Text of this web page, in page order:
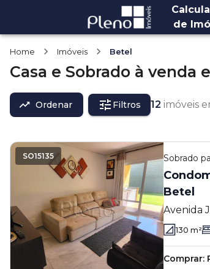
de
Home Imóveis Betel
Casa e Sobrado à venda
Ordenar Filtros 12 imóveis
SO15135 Sobrado
Betel
Avenida
Betel -
130 m²
Comprar: